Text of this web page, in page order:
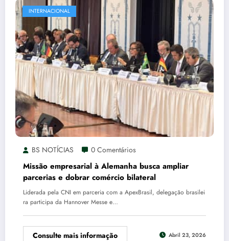
INTERNACIONAL
BS NOTÍCIAS 0 Comentários
Missão empresarial à Alemanha busca ampliar
parcerias e dobrar comércio bilateral
Liderada pela CNI em parceria com a ApexBrasil, delegação brasilei
ra participa da Hannover Messe e…
Consulte mais informação Abril 23, 2026